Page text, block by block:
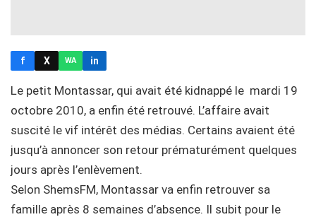
f X WA in
Le petit Montassar, qui avait été kidnappé le mardi 19
octobre 2010, a enfin été retrouvé. L’affaire avait
suscité le vif intérêt des médias. Certains avaient été
jusqu’à annoncer son retour prématurément quelques
jours après l’enlèvement.
Selon ShemsFM, Montassar va enfin retrouver sa
famille après 8 semaines d’absence. Il subit pour le